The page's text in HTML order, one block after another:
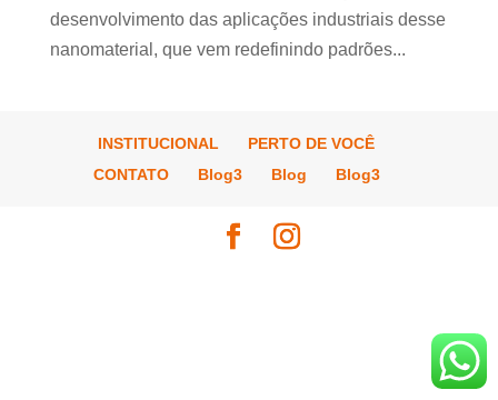
desenvolvimento das aplicações industriais desse
nanomaterial, que vem redefinindo padrões...
INSTITUCIONAL
PERTO DE VOCÊ
CONTATO
Blog3 Blog Blog3